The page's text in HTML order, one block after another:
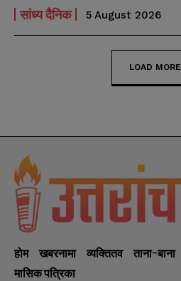
सांध्य दैनिक 5 August 2026
LOAD MORE
होम खबरनामा व्यक्तितव ताना-बाना
मासिक पत्रिका